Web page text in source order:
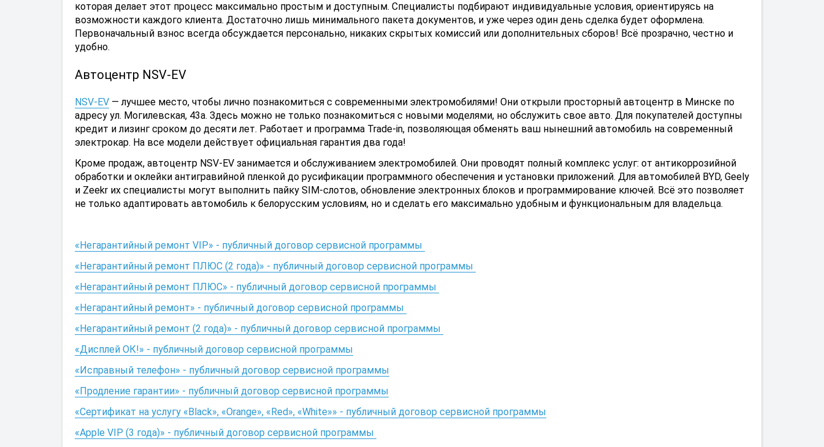
которая делает этот процесс максимально простым и доступным. Специалисты подбирают индивидуальные условия, ориентируясь на
возможности каждого клиента. Достаточно лишь минимального пакета документов, и уже через один день сделка будет оформлена.
Первоначальный взнос всегда обсуждается персонально, никаких скрытых комиссий или дополнительных сборов! Всё прозрачно, честно и
удобно.
Автоцентр NSV-EV
NSV-EV — лучшее место, чтобы лично познакомиться с современными электромобилями! Они открыли просторный автоцентр в Минске по
адресу ул. Могилевская, 43а. Здесь можно не только познакомиться с новыми моделями, но обслужить свое авто. Для покупателей доступны
кредит и лизинг сроком до десяти лет. Работает и программа Trade-in, позволяющая обменять ваш нынешний автомобиль на современный
электрокар. На все модели действует официальная гарантия два года!
Кроме продаж, автоцентр NSV-EV занимается и обслуживанием электромобилей. Они проводят полный комплекс услуг: от антикоррозийной
обработки и оклейки антигравийной пленкой до русификации программного обеспечения и установки приложений. Для автомобилей BYD, Geely
и Zeekr их специалисты могут выполнить пайку SIM-слотов, обновление электронных блоков и программирование ключей. Всё это позволяет
не только адаптировать автомобиль к белорусским условиям, но и сделать его максимально удобным и функциональным для владельца.
«Негарантийный ремонт VIP» - публичный договор сервисной программы
«Негарантийный ремонт ПЛЮС (2 года)» - публичный договор сервисной программы
«Негарантийный ремонт ПЛЮС» - публичный договор сервисной программы
«Негарантийный ремонт» - публичный договор сервисной программы
«Негарантийный ремонт (2 года)» - публичный договор сервисной программы
«Дисплей ОК!» - публичный договор сервисной программы
«Исправный телефон» - публичный договор сервисной программы
«Продление гарантии» - публичный договор сервисной программы
«Сертификат на услугу «Black», «Orange», «Red», «White»» - публичный договор сервисной программы
«Apple VIP (3 года)» - публичный договор сервисной программы